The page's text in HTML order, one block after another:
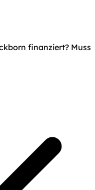
finanziert? Muss